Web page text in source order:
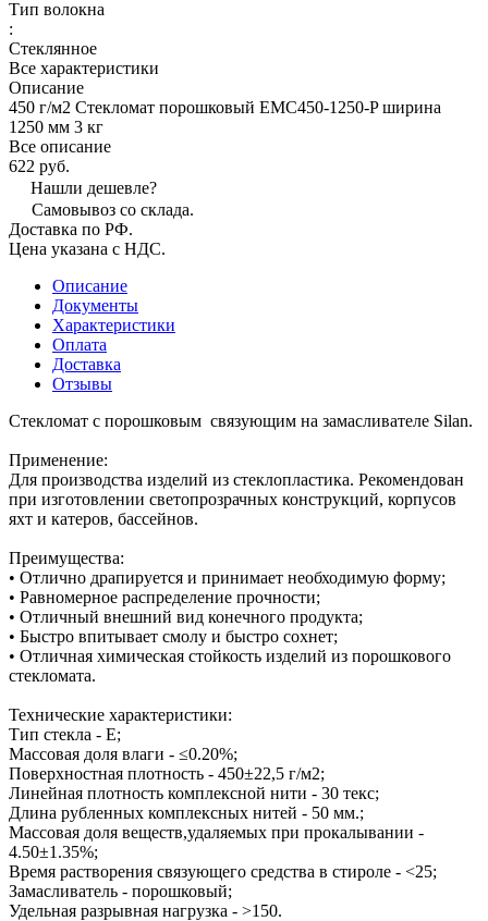
Тип волокна
:
Стеклянное
Все характеристики
Описание
450 г/м2 Стекломат порошковый EMC450-1250-P ширина
1250 мм 3 кг
Все описание
622 руб.
Нашли дешевле?
Самовывоз со склада.
Доставка по РФ.
Цена указана с НДС.
Описание
Документы
Характеристики
Оплата
Доставка
Отзывы
Стекломат с порошковым связующим на замасливателе Silan.
Применение:
Для производства изделий из стеклопластика. Рекомендован
при изготовлении светопрозрачных конструкций, корпусов
яхт и катеров, бассейнов.
Преимущества:
• Отлично драпируется и принимает необходимую форму;
• Равномерное распределение прочности;
• Отличный внешний вид конечного продукта;
• Быстро впитывает смолу и быстро сохнет;
• Отличная химическая стойкость изделий из порошкового
стекломата.
Технические характеристики:
Тип стекла - Е;
Массовая доля влаги - ≤0.20%;
Поверхностная плотность - 450±22,5 г/м2;
Линейная плотность комплексной нити - 30 текс;
Длина рубленных комплексных нитей - 50 мм.;
Массовая доля веществ,удаляемых при прокалывании -
4.50±1.35%;
Время растворения связующего средства в стироле - <25;
Замасливатель - порошковый;
Удельная разрывная нагрузка - >150.